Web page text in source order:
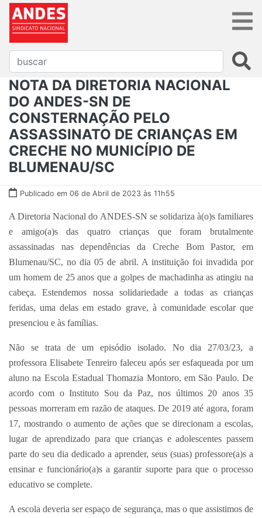
NOTA DA DIRETORIA NACIONAL
DO ANDES-SN DE
CONSTERNAÇÃO PELO
ASSASSINATO DE CRIANÇAS EM
CRECHE NO MUNICÍPIO DE
BLUMENAU/SC
Publicado em 06 de Abril de 2023 às 11h55
A Diretoria Nacional do ANDES-SN se solidariza à(o)s familiares
e amigo(a)s das quatro crianças que foram brutalmente
assassinadas nas dependências da Creche Bom Pastor, em
Blumenau/SC, no dia 05 de abril. A instituição foi invadida por
um homem de 25 anos que a golpes de machadinha as atingiu na
cabeça. Estendemos nossa solidariedade a todas as crianças
feridas, uma delas em estado grave, à comunidade escolar que
presenciou e às famílias.
Não se trata de um episódio isolado. No dia 27/03/23, a
professora Elisabete Tenreiro faleceu após ser esfaqueada por um
aluno na Escola Estadual Thomazia Montoro, em São Paulo. De
acordo com o Instituto Sou da Paz, nos últimos 20 anos 35
pessoas morreram em razão de ataques. De 2019 até agora, foram
17, mostrando o aumento de ações que se direcionam a escolas,
lugar de aprendizado para que crianças e adolescentes passem
parte do seu dia dedicado a aprender, seus (suas) professore(a)s a
ensinar e funcionário(a)s a garantir suporte para que o processo
educativo se complete.
A escola deveria ser espaço de segurança, mas o que assistimos de